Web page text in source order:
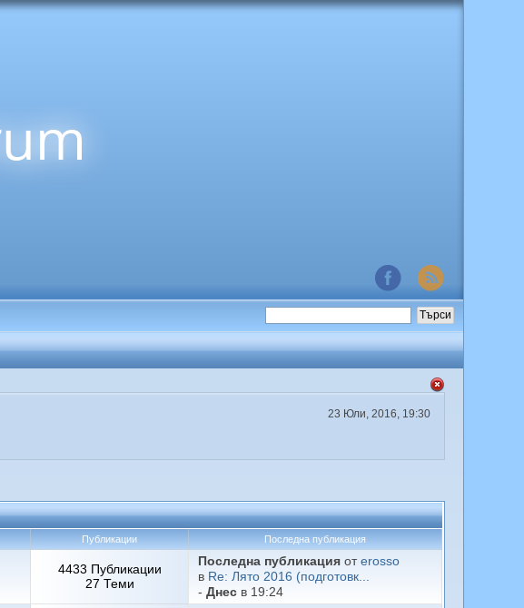
23 Юли, 2016, 19:30
Публикации Последна публикация
4433 Публикации
27 Теми
Последна публикацияот erosso
в Re: Лято 2016 (подготовк...
- Днесв 19:24